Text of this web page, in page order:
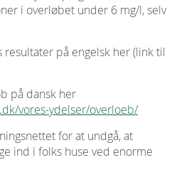
i overløbet under 6 mg/l, selv
på engelsk her (link til
på dansk her
vores-ydelser/overloeb/
for at undgå, at
ind i folks huse ved enorme